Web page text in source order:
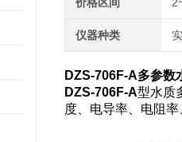
仪器种类
DZS-706F-A多参数
DZS-706F-A型水质
度、电导率、电阻